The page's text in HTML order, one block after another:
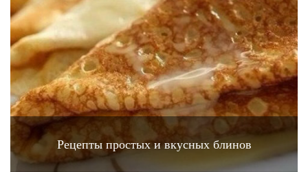
Рецепты простых и вкусных блинов